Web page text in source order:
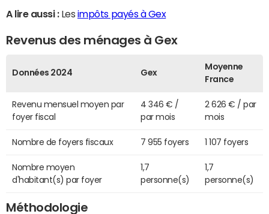
A lire aussi :Les impôts payés à Gex
Revenus des ménages à Gex
Données 2024 Gex
Moyenne
France
Revenu mensuel moyen par
foyer fiscal
4 346 € /
par mois
2 626 € / par
mois
Nombre de foyers fiscaux 7 955 foyers 1 107 foyers
Nombre moyen
d'habitant(s) par foyer
1,7
personne(s)
1,7
personne(s)
Méthodologie